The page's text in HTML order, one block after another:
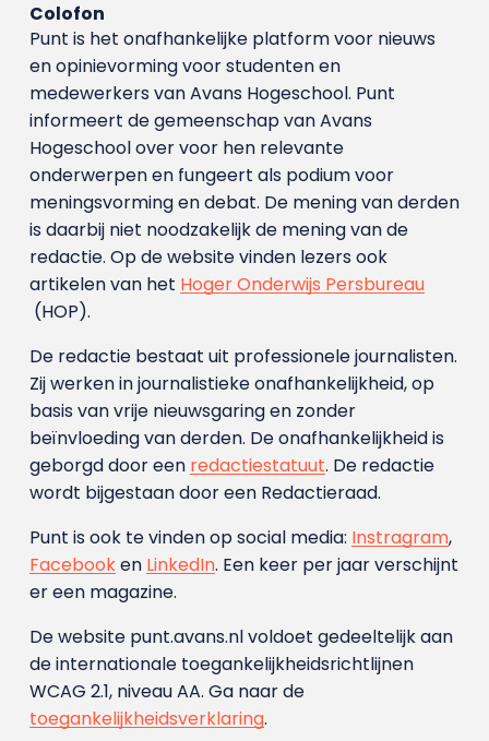
Colofon
Punt is het onafhankelijke platform voor nieuws
en opinievorming voor studenten en
medewerkers van Avans Hoge­school. Punt
informeert de gemeenschap van Avans
Hogeschool over voor hen relevante
onderwerpen en fungeert als podium voor
meningsvorming en debat. De mening van derden
is daarbij niet noodzakelijk de mening van de
redactie. Op de website vinden lezers ook
artikelen van het Hoger Onderwijs Persbureau
(HOP).
De redactie bestaat uit professionele journalisten.
Zij werken in journalistieke onafhankelijkheid, op
basis van vrije nieuwsgaring en zonder
beïnvloeding van derden. De onafhankelijkheid is
geborgd door een redactiestatuut. De redactie
wordt bijgestaan door een Redactieraad.
Punt is ook te vinden op social media: Instragram,
Facebooken LinkedIn. Een keer per jaar verschijnt
er een magazine.
De website punt.avans.nl voldoet gedeeltelijk aan
de internationale toegankelijkheidsrichtlijnen
WCAG 2.1, niveau AA. Ga naar de
toegankelijkheidsverklaring.